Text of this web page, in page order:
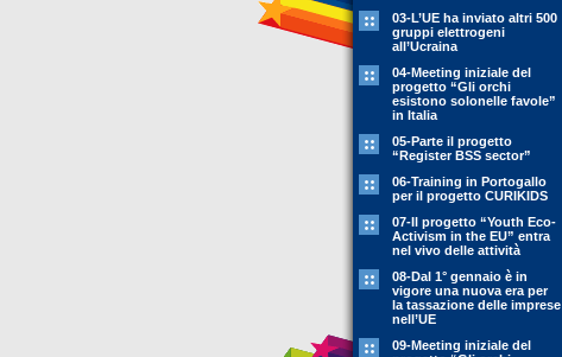
03-L’UE ha inviato altri 500
gruppi elettrogeni
all’Ucraina
04-Meeting iniziale del
progetto “Gli orchi
esistono solonelle favole”
in Italia
05-Parte il progetto
“Register BSS sector”
06-Training in Portogallo
per il progetto CURIKIDS
07-Il progetto “Youth Eco-
Activism in the EU” entra
nel vivo delle attività
08-Dal 1° gennaio è in
vigore una nuova era per
la tassazione delle imprese
nell’UE
09-Meeting iniziale del